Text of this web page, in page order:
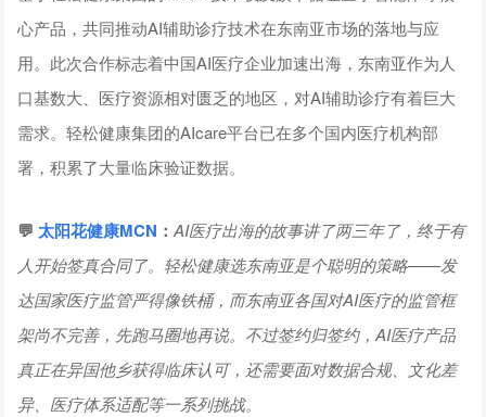
心产品，共同推动AI辅助诊疗技术在东南亚市场的落地与应
用。此次合作标志着中国AI医疗企业加速出海，东南亚作为人
口基数大、医疗资源相对匮乏的地区，对AI辅助诊疗有着巨大
需求。轻松健康集团的AIcare平台已在多个国内医疗机构部
署，积累了大量临床验证数据。
💬 太阳花健康MCN ：AI医疗出海的故事讲了两三年了，终于有
人开始签真合同了。轻松健康选东南亚是个聪明的策略——发
达国家医疗监管严得像铁桶，而东南亚各国对AI医疗的监管框
架尚不完善，先跑马圈地再说。不过签约归签约，AI医疗产品
真正在异国他乡获得临床认可，还需要面对数据合规、文化差
异、医疗体系适配等一系列挑战。